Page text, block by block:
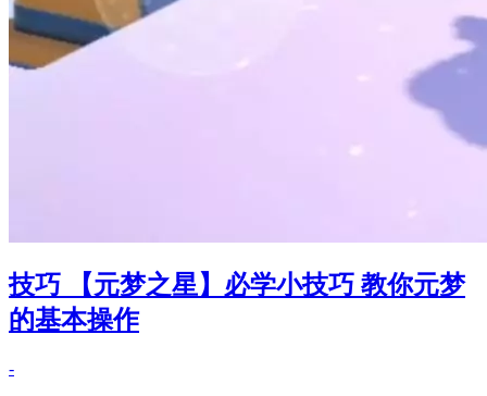
技巧 【元梦之星】必学小技巧 教你元梦
的基本操作
-